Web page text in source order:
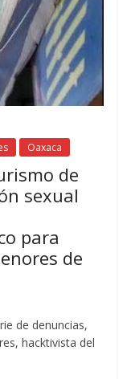
Oaxaca
de
sexual
para
de
de denuncias,
hacktivista del